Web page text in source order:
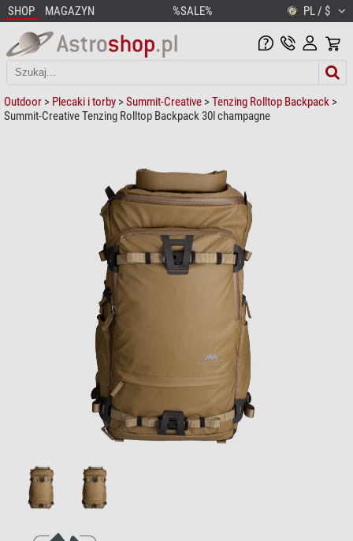
SHOP MAGAZYN %SALE% PL / $
Outdoor > Plecaki i torby >Summit-Creative >Tenzing Rolltop Backpack >
Summit-Creative Tenzing Rolltop Backpack 30l champagne